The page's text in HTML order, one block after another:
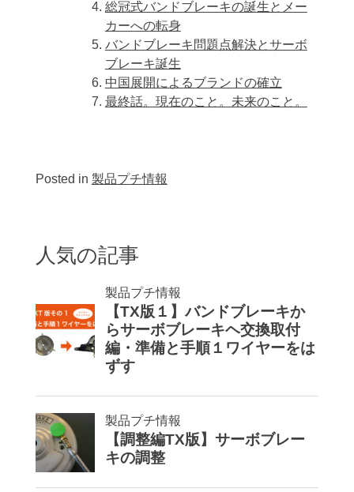
総冠式バンドブレーキの誕生とメー
カーへの転身
バンドブレーキ問題点解決とサーボ
ブレーキ誕生
中国展開によるブランドの確立
最終話。現在のこと。未来のこと。
Posted in 製品プチ情報
人気の記事